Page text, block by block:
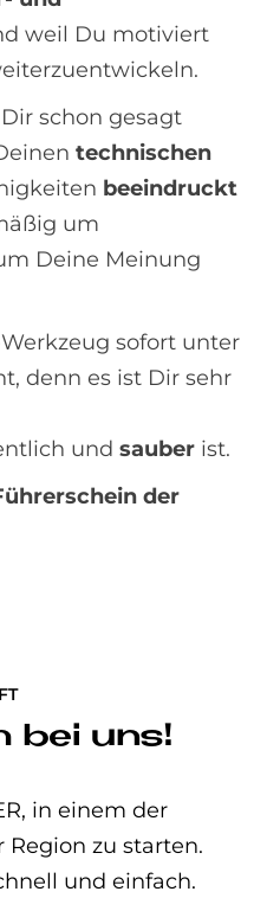
weil Du motiviert
schon gesagt
technischen
beeindruckt
um
Deine Meinung
sofort unter
denn es ist Dir sehr
und sauber ist.
der
bei uns!
in einem der
zu starten.
und einfach.